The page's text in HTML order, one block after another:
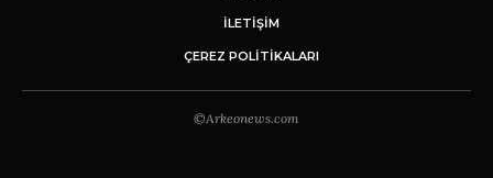
İLETIŞIM
ÇEREZ POLITIKALARI
©Arkeonews.com